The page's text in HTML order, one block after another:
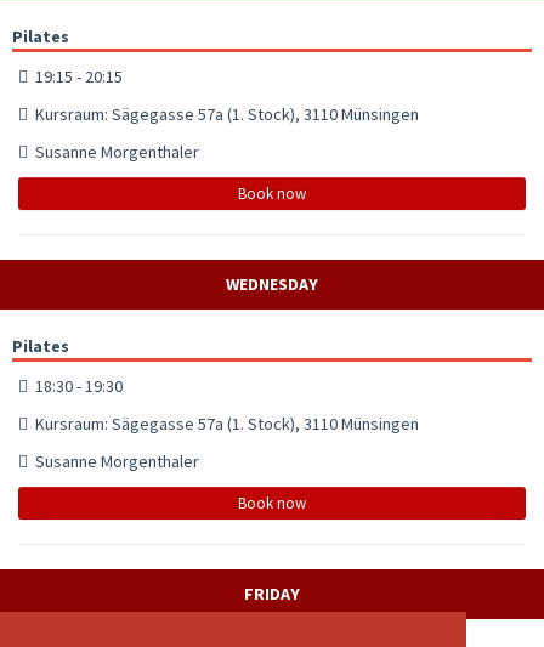
Pilates
19:15 - 20:15
Kursraum: Sägegasse 57a (1. Stock), 3110 Münsingen
Susanne Morgenthaler
Book now
WEDNESDAY
Pilates
18:30 - 19:30
Kursraum: Sägegasse 57a (1. Stock), 3110 Münsingen
Susanne Morgenthaler
Book now
FRIDAY